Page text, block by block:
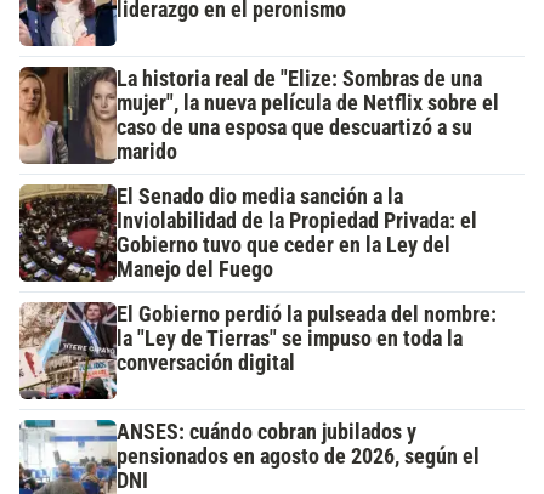
liderazgo en el peronismo
La historia real de "Elize: Sombras de una
mujer", la nueva película de Netflix sobre el
caso de una esposa que descuartizó a su
marido
El Senado dio media sanción a la
Inviolabilidad de la Propiedad Privada: el
Gobierno tuvo que ceder en la Ley del
Manejo del Fuego
El Gobierno perdió la pulseada del nombre:
la "Ley de Tierras" se impuso en toda la
conversación digital
ANSES: cuándo cobran jubilados y
pensionados en agosto de 2026, según el
DNI